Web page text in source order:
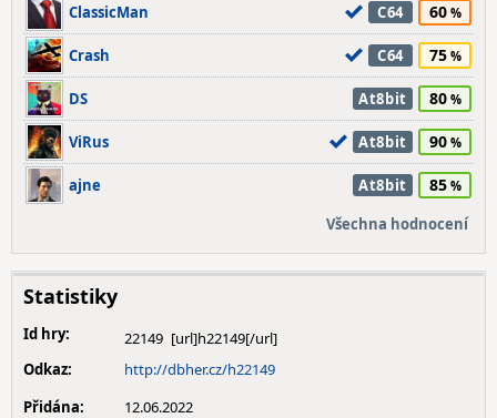
ClassicMan C64 60
Crash C64 75
DS At8bit 80
ViRus At8bit 90
ajne At8bit 85
Všechna hodnocení
Statistiky
Id hry:
22149
Odkaz:
http://dbher.cz/h22149
Přidána:
12.06.2022